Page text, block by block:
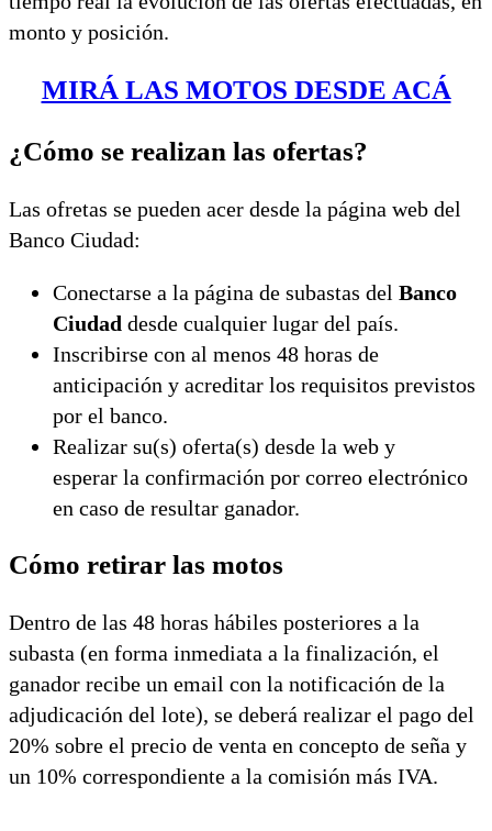
monto y posición.
MIRÁ LAS MOTOS DESDE ACÁ
¿Cómo se realizan las ofertas?
Las ofretas se pueden acer desde la página web del
Banco Ciudad:
Conectarse a la página de subastas del Banco
Ciudad desde cualquier lugar del país.
Inscribirse con al menos 48 horas de
anticipación y acreditar los requisitos previstos
por el banco.
Realizar su(s) oferta(s) desde la web y
esperar la confirmación por correo electrónico
en caso de resultar ganador.
Cómo retirar las motos
Dentro de las 48 horas hábiles posteriores a la
subasta (en forma inmediata a la finalización, el
ganador recibe un email con la notificación de la
adjudicación del lote), se deberá realizar el pago del
20% sobre el precio de venta en concepto de seña y
un 10% correspondiente a la comisión más IVA.